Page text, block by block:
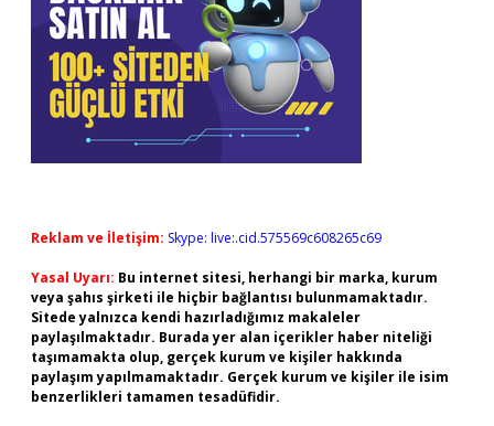
Reklam ve İletişim: Skype: live:.cid.575569c608265c69
Yasal Uyarı: Bu internet sitesi, herhangi bir marka, kurum
veya şahıs şirketi ile hiçbir bağlantısı bulunmamaktadır.
Sitede yalnızca kendi hazırladığımız makaleler
paylaşılmaktadır. Burada yer alan içerikler haber niteliği
taşımamakta olup, gerçek kurum ve kişiler hakkında
paylaşım yapılmamaktadır. Gerçek kurum ve kişiler ile isim
benzerlikleri tamamen tesadüfidir.